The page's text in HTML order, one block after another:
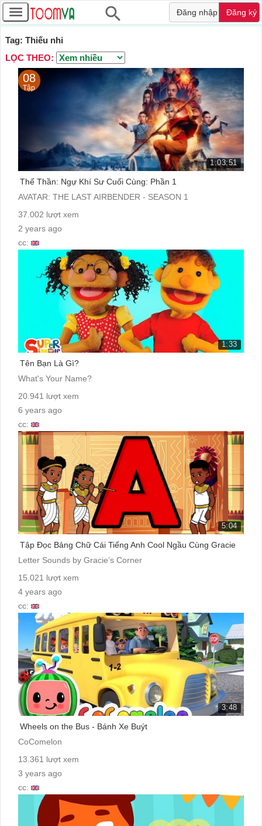
Đăng nhập Đăng ký
Tag: Thiếu nhi
LỌC THEO:
1:03:51
08
Tập
Thế Thần: Ngự Khí Sư Cuối Cùng: Phần 1
AVATAR: THE LAST AIRBENDER - SEASON 1
37.002 lượt xem
2 years ago
cc:
1:33
Tên Bạn Là Gì?
What's Your Name?
20.941 lượt xem
6 years ago
cc:
5:04
Tập Đọc Bảng Chữ Cái Tiếng Anh Cool Ngầu Cùng Gracie
Letter Sounds by Gracie’s Corner
15.021 lượt xem
4 years ago
cc:
3:48
Wheels on the Bus - Bánh Xe Buýt
CoComelon
13.361 lượt xem
3 years ago
cc: